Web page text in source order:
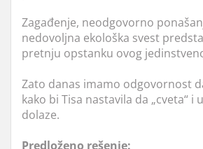
Zagađenje, neodgovorno
nedovoljna ekološka svest
pretnju opstanku ovog
Zato danas imamo odgovornost
kako bi Tisa nastavila da „cveta“ i
dolaze.
Predloženo rešenje: